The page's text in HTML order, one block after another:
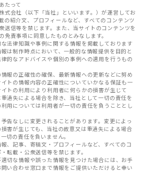
たって
式会社（以下「当社」といいます。）が運営してお
の紹介文、プロフィールなど、すべてのコンテンツ
送信等を禁じます。また、当サイトのコンテンツを
免責事項に同意したものとみなします。
法律知識や事例に関する情報を掲載しております
は制作時点において、一般的な情報提供を目的と
的なアドバイスや個別の事例への適用を行うもの
報の正確性の確保、最新情報への更新などに努め
トの情報内容の正確性についていかなる保証も一
トの利用により利用者に何らかの損害が生じて
過失による場合を除き、当社として一切の責任を
用については利用者が一切の責任を負うこととし
告なしに変更されることがあります。変更によっ
害が生じても、当社の故意又は重過失による場合
切の責任を負いません。
、記事、寄稿文・プロフィールなど、すべてのコ
転載・公衆送信等を禁じます。
切な情報や誤った情報を見つけた場合には、お手
い合わせ窓口まで情報をご提供いただけると幸い